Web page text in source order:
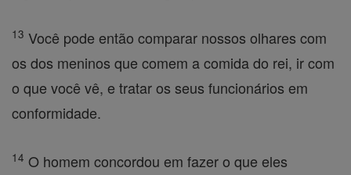
13 Você pode então comparar nossos olhares com
os dos meninos que comem a comida do rei, ir com
o que você vê, e tratar os seus funcionários em
conformidade.
14 O homem concordou em fazer o que eles